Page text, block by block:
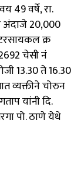
49 वर्षे, रा.
अंदाजे 20,000₹
क्र
चेसी नं
13.30 ते 16.30
व्यक्तीने चोरुन
यांनी दि.
पो. ठाणे येथे